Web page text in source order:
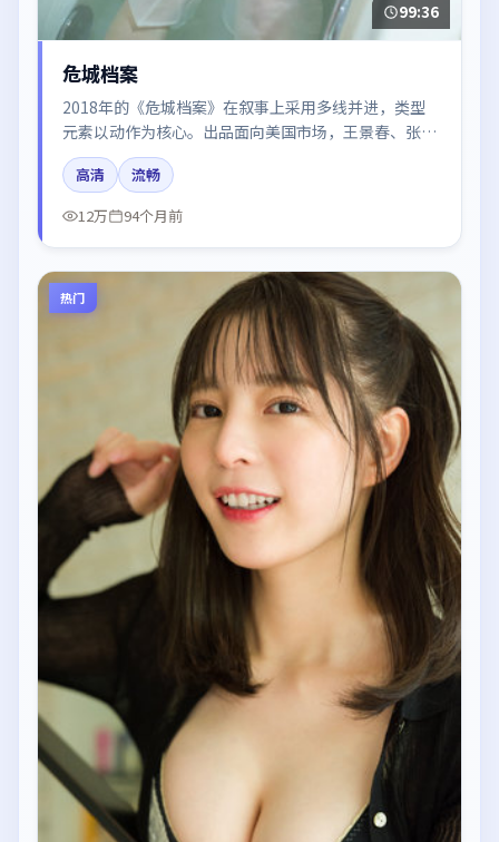
99:36
危城档案
2018年的《危城档案》在叙事上采用多线并进，类型
元素以动作为核心。出品面向美国市场，王景春、张子
枫、张译所饰角色推动关键反转，结尾留白引发讨论。
高清
流畅
12万
94个月前
热门